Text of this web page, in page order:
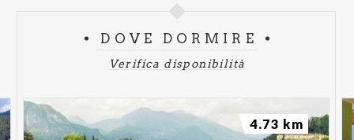
DOVE DORMIRE
Verifica disponibilità
4.73 km